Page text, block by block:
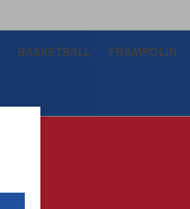
BASKETBALL TRAMPOLIN